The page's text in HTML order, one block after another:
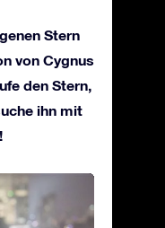
Stern
von Cygnus
den Stern,
ihn mit